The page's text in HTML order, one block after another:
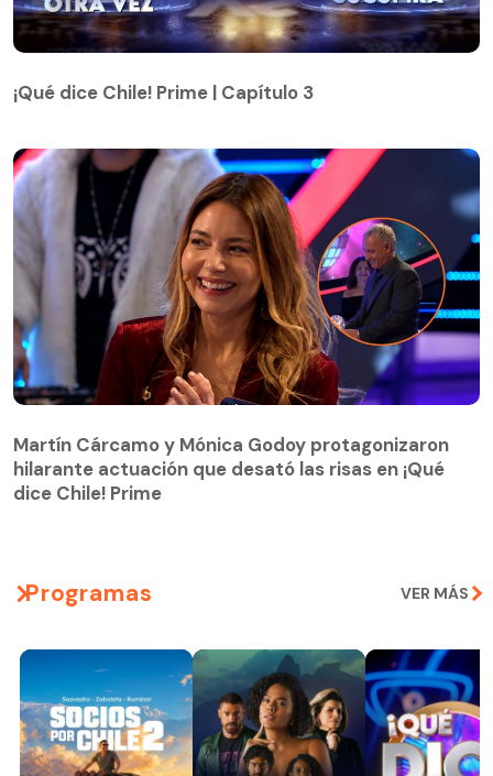
¡Qué dice Chile! Prime | Capítulo 3
hilarante actuación que desató las risas en ¡Qué
dice Chile! Prime
Martín Cárcamo y Mónica Godoy protagonizaron
hilarante actuación que desató las risas en ¡Qué
dice Chile! Prime
Programas VER MÁS